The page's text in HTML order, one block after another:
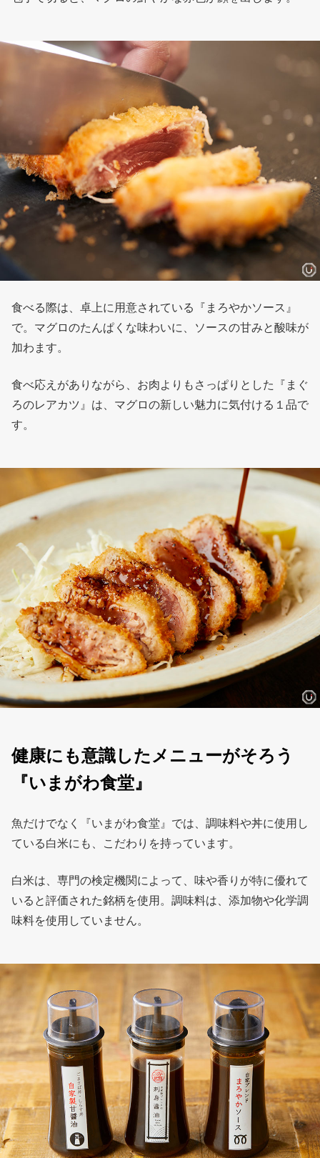
食べる際は、卓上に用意されている『まろやかソース』
で。マグロのたんぱくな味わいに、ソースの甘みと酸味が
加わます。
食べ応えがありながら、お肉よりもさっぱりとした『まぐ
ろのレアカツ』は、マグロの新しい魅力に気付ける１品で
す。
健康にも意識したメニューがそろう
『いまがわ食堂』
魚だけでなく『いまがわ食堂』では、調味料や丼に使用し
ている白米にも、こだわりを持っています。
白米は、専門の検定機関によって、味や香りが特に優れて
いると評価された銘柄を使用。調味料は、添加物や化学調
味料を使用していません。